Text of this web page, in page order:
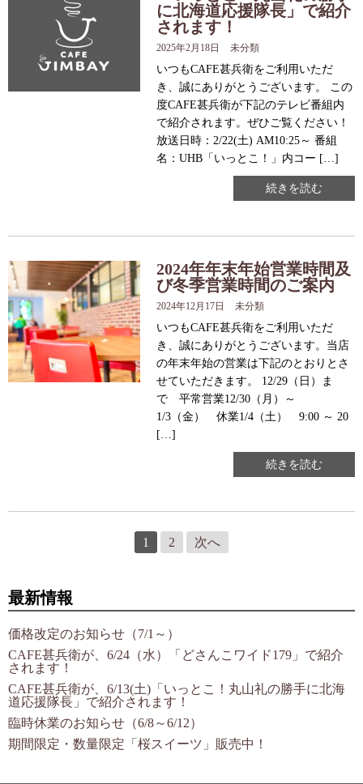
に北海道応援隊長」で紹介
されます！
2025年2月18日 未分類
いつもCAFE甚兵衛をご利用いただ
き、誠にありがとうございます。 この
度CAFE甚兵衛が下記のテレビ番組内
で紹介されます。ぜひご覧ください！
放送日時：2/22(土) AM10:25～ 番組
名：UHB「いっとこ！」内コー […]
続きを読む
2024年年末年始営業時間及
び冬季営業時間のご案内
2024年12月17日 未分類
いつもCAFE甚兵衛をご利用いただ
き、誠にありがとうございます。当店
の年末年始の営業は下記のとおりとさ
せていただきます。 12/29（日）ま
で 平常営業12/30（月）～
1/3（金） 休業1/4（土） 9:00 ～ 20
[…]
続きを読む
ー
ジ
り
1 2 次へ
最新情報
価格改定のお知らせ（7/1～）
CAFE甚兵衛が、6/24（水）「どさんこワイド179」で紹介
されます！
CAFE甚兵衛が、6/13(土)「いっとこ！丸山礼の勝手に北海
道応援隊長」で紹介されます！
臨時休業のお知らせ（6/8～6/12）
期間限定・数量限定「桜スイーツ」販売中！